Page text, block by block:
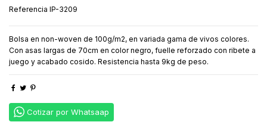
Referencia IP-3209
Bolsa en non-woven de 100g/m2, en variada gama de vivos colores.
Con asas largas de 70cm en color negro, fuelle reforzado con ribete a
juego y acabado cosido. Resistencia hasta 9kg de peso.
Cotizar por Whatsaap